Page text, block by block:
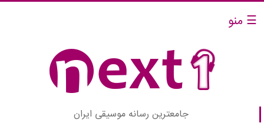
☰ منو
جامعترین رسانه موسیقی ایران